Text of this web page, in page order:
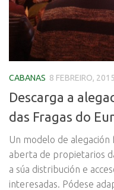
CABANAS 8 FEBREIRO, 2015
Descarga a
das Fragas do
Un modelo de
aberta de propietarios
a súa distribución e
interesadas. Pódese